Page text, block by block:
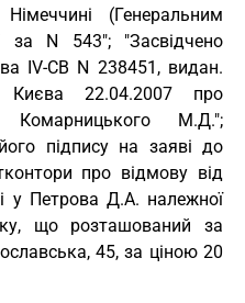
(Генеральним
за N 543"; "Засвідчено
IV-СВ N 238451, видан.
22.04.2007 про
Комарницького М.Д.";
підпису на заяві до
про відмову від
у Петрова Д.А. належної
що розташований за
45, за ціною 20